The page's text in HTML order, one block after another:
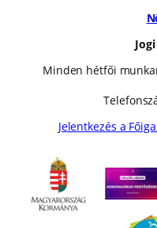
Minden hétfői
Jelentkezés a